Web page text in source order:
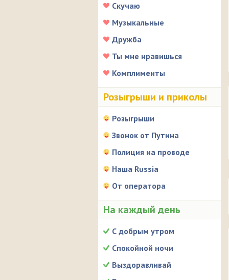
Скучаю
Музыкальные
Дружба
Ты мне нравишься
Комплименты
Розыгрыши и приколы
Розыгрыши
Звонок от Путина
Полиция на проводе
Наша Russia
От оператора
На каждый день
С добрым утром
Спокойной ночи
Выздоравливай